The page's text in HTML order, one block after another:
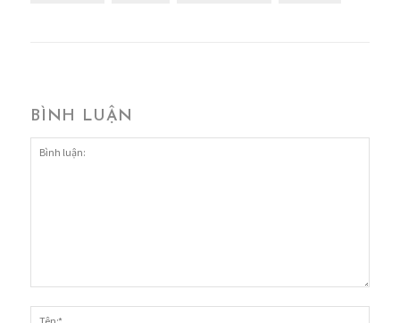
BÌNH LUẬN
luận: